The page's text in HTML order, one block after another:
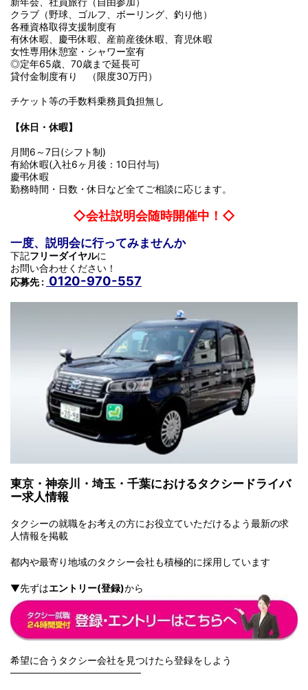
クラブ（野球、ゴルフ、ボーリング、釣り他）
各種資格取得支援制度有
有休休暇、慶弔休暇、産前産後休暇、育児休暇
女性専用休憩室・シャワー室有
◎定年65歳、70歳まで延長可
貸付金制度有り （限度30万円）
チケット等の手数料乗務員負担無し
【休日・休暇】
月間6～7日(シフト制)
有給休暇(入社6ヶ月後：10日付与)
慶弔休暇
勤務時間・日数・休日など全てご相談に応じます。
◇会社説明会随時開催中！◇
一度、説明会に行ってみませんか
下記フリーダイヤルに
お問い合わせください！
応募先 : 0120-970-557
東京・神奈川・埼玉・千葉におけるタクシードライバ
ー求人情報
タクシーの就職をお考えの方にお役立ていただけるよう最新の求
人情報を掲載
都内や最寄り地域のタクシー会社も積極的に採用しています
▼先ずはエントリー(登録)から
希望に合うタクシー会社を見つけたら登録をしよう
───────────────────